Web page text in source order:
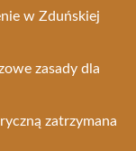
w Zduńskiej
zasady dla
zatrzymana